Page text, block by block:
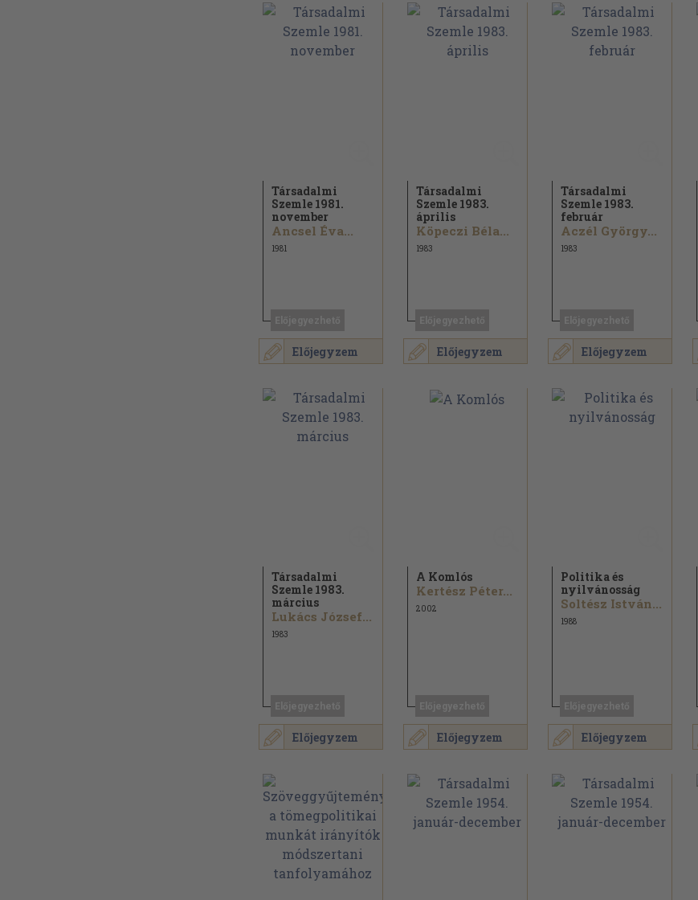
Előjegyzem
Társadalmi
Szemle 1981.
november
Ancsel Éva...
1981
Előjegyzem
Társadalmi
Szemle 1983.
április
Köpeczi Béla...
1983
Előjegyzem
Társadalmi
Szemle 1983.
február
Aczél György...
1983
Előjegyzem
Társadalmi
Szemle 1983.
március
Lukács József...
1983
Előjegyzem
A Komlós
Kertész Péter...
2002
Előjegyzem
Politika és
nyilvánosság
Soltész István...
1988